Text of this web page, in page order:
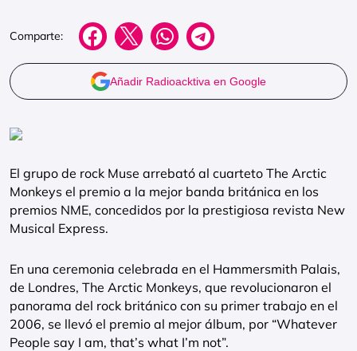
Comparte:
Añadir Radioacktiva en Google
El grupo de rock Muse arrebató al cuarteto The Arctic
Monkeys el premio a la mejor banda británica en los
premios NME, concedidos por la prestigiosa revista New
Musical Express.
En una ceremonia celebrada en el Hammersmith Palais,
de Londres, The Arctic Monkeys, que revolucionaron el
panorama del rock británico con su primer trabajo en el
2006, se llevó el premio al mejor álbum, por “Whatever
People say I am, that’s what I’m not”.